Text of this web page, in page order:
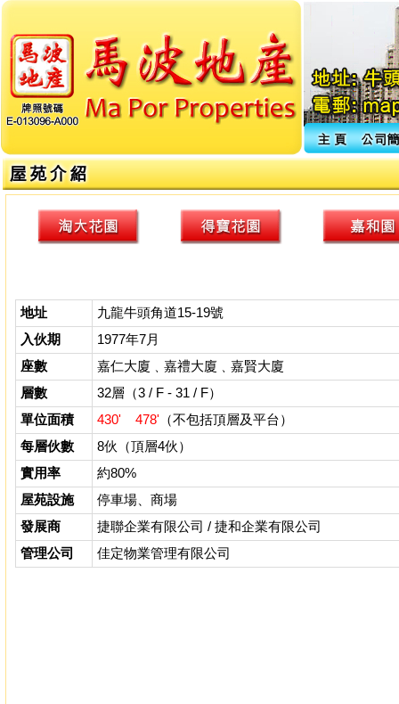
地址
九龍牛頭角道15-19號
入伙期
1977年7月
座數
嘉仁大廈﹑嘉禮大廈﹑嘉賢大廈
層數
32層（3 / F - 31 / F）
單位面積
430' 478' （不包括頂層及平台）
每層伙數
8伙（頂層4伙）
實用率
約80%
屋苑設施
停車場、商場
發展商
捷聯企業有限公司 / 捷和企業有限公司
管理公司
佳定物業管理有限公司